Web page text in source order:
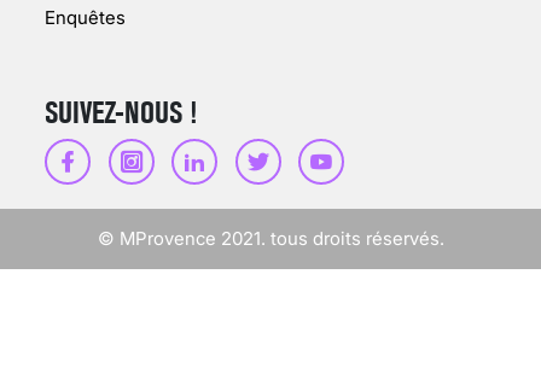
SCANNER, IRM, RADIO,
ÉCHO : DES IMAGES
POUR TOUTES LES
MALADIES
18 juil 2022
Enquêtes
SUIVEZ-NOUS !
© MProvence 2021. tous droits réservés.